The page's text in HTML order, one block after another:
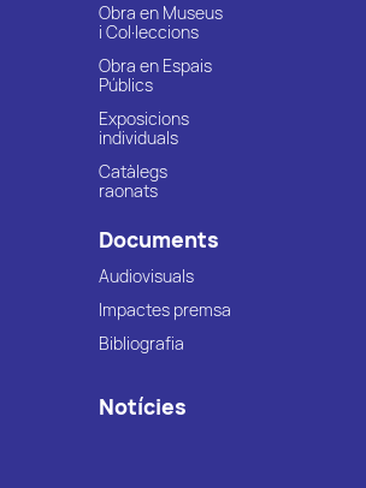
Obra en Museus
i Col·leccions
Obra en Espais
Públics
Exposicions
individuals
Catàlegs
raonats
Documents
Audiovisuals
Impactes premsa
Bibliografia
Notícies